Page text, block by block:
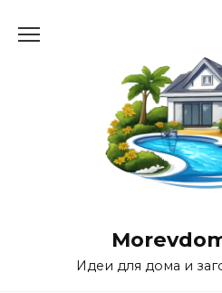
Идеи для дома и